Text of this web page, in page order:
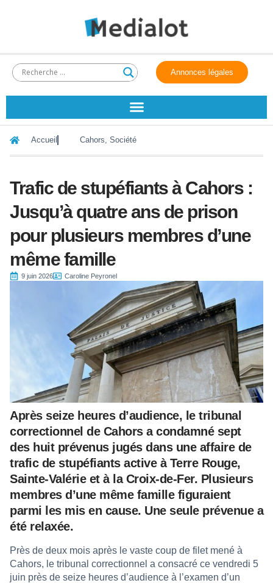
Annonces légales
Accueil Cahors, Société
Trafic de stupéfiants à Cahors :
Jusqu’à quatre ans de prison
pour plusieurs membres d’une
même famille
9 juin 2026 Caroline Peyronel
Après seize heures d’audience, le tribunal
correctionnel de Cahors a condamné sept
des huit prévenus jugés dans une affaire de
trafic de stupéfiants active à Terre Rouge,
Sainte-Valérie et à la Croix-de-Fer. Plusieurs
membres d’une même famille figuraient
parmi les mis en cause. Une seule prévenue a
été relaxée.
Près de deux mois après le vaste coup de filet mené à
Cahors, le tribunal correctionnel a consacré ce vendredi 5
juin près de seize heures d’audience à l’examen d’un